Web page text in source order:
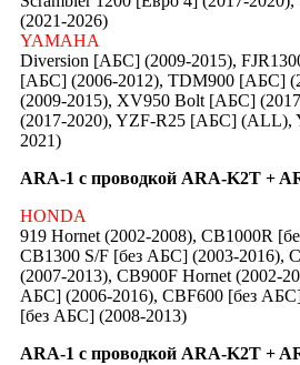
(2021-2026)
YAMAHA
Diversion [АБС] (2009-2015),
[АБС] (2006-2012), TDM900 [АБС]
(2009-2015), XV950 Bolt [АБС]
(2017-2020), YZF-R25 [АБС] (ALL),
2021)
ARA-1 с проводкой ARA-K2T +
HONDA
919 Hornet (2002-2008), CB1000R
CB1300 S/F [без АБС] (2003-2016),
(2007-2013), CB900F Hornet (2002-
АБС] (2006-2016), CBF600 [без
[без АБС] (2008-2013)
ARA-1 с проводкой ARA-K2T +